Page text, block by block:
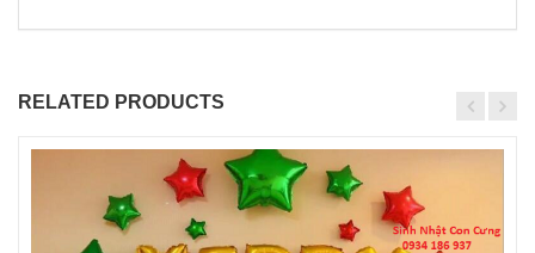
RELATED PRODUCTS